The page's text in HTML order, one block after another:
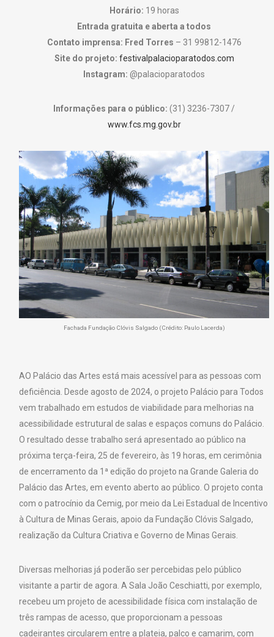
Horário: 19 horas
Entrada gratuita e aberta a todos
Contato imprensa: Fred Torres – 31 99812-1476
Site do projeto: festivalpalacioparatodos.com
Instagram: @palacioparatodos
Informações para o público: (31) 3236-7307 /
www.fcs.mg.gov.br
Fachada Fundação Clóvis Salgado (Crédito: Paulo Lacerda)
AO Palácio das Artes está mais acessível para as pessoas com
deficiência. Desde agosto de 2024, o projeto Palácio para Todos
vem trabalhado em estudos de viabilidade para melhorias na
acessibilidade estrutural de salas e espaços comuns do Palácio.
O resultado desse trabalho será apresentado ao público na
próxima terça-feira, 25 de fevereiro, às 19 horas, em cerimônia
de encerramento da 1ª edição do projeto na Grande Galeria do
Palácio das Artes, em evento aberto ao público. O projeto conta
com o patrocínio da Cemig, por meio da Lei Estadual de Incentivo
à Cultura de Minas Gerais, apoio da Fundação Clóvis Salgado,
realização da Cultura Criativa e Governo de Minas Gerais.
Diversas melhorias já poderão ser percebidas pelo público
visitante a partir de agora. A Sala João Ceschiatti, por exemplo,
recebeu um projeto de acessibilidade física com instalação de
três rampas de acesso, que proporcionam a pessoas
cadeirantes circularem entre a plateia, palco e camarim, com